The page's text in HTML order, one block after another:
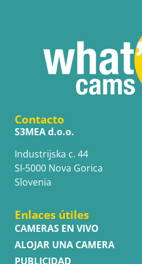
Contacto
S3MEA d.o.o.
Industrijska c. 44
SI-5000 Nova Gorica
Slovenia
Enlaces útiles
CAMERAS EN VIVO
ALOJAR UNA CAMERA
PUBLICIDAD